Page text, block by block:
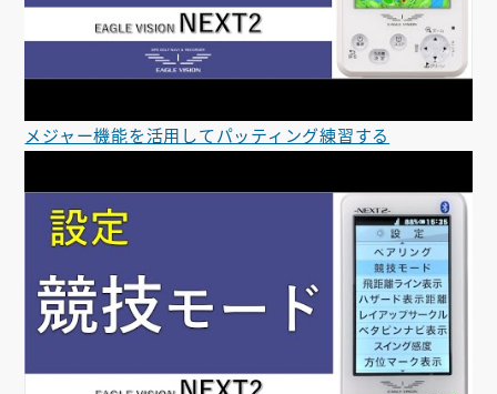
メジャー機能を活用してパッティング練習する